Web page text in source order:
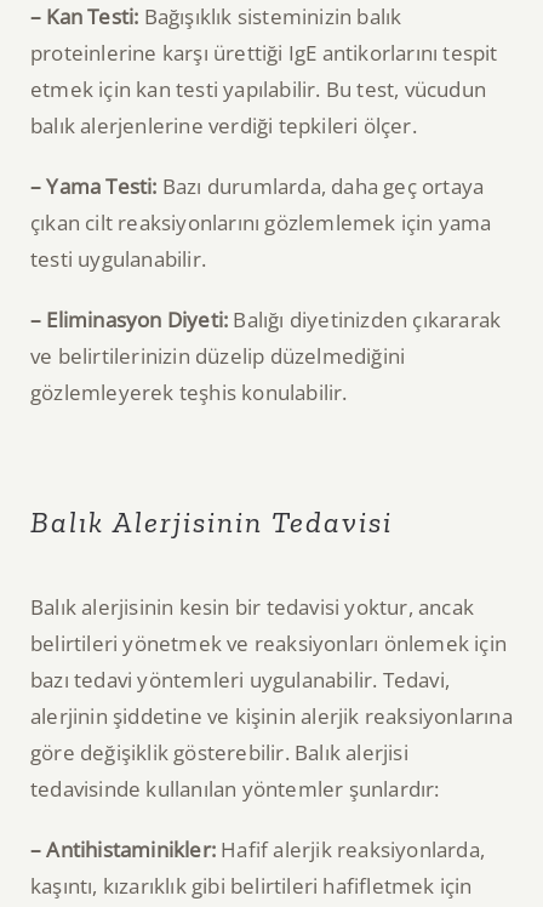
– Kan Testi: Bağışıklık sisteminizin balık
proteinlerine karşı ürettiği IgE antikorlarını tespit
etmek için kan testi yapılabilir. Bu test, vücudun
balık alerjenlerine verdiği tepkileri ölçer.
– Yama Testi: Bazı durumlarda, daha geç ortaya
çıkan cilt reaksiyonlarını gözlemlemek için yama
testi uygulanabilir.
– Eliminasyon Diyeti: Balığı diyetinizden çıkararak
ve belirtilerinizin düzelip düzelmediğini
gözlemleyerek teşhis konulabilir.
Balık Alerjisinin Tedavisi
Balık alerjisinin kesin bir tedavisi yoktur, ancak
belirtileri yönetmek ve reaksiyonları önlemek için
bazı tedavi yöntemleri uygulanabilir. Tedavi,
alerjinin şiddetine ve kişinin alerjik reaksiyonlarına
göre değişiklik gösterebilir. Balık alerjisi
tedavisinde kullanılan yöntemler şunlardır:
– Antihistaminikler:Hafif alerjik reaksiyonlarda,
kaşıntı, kızarıklık gibi belirtileri hafifletmek için